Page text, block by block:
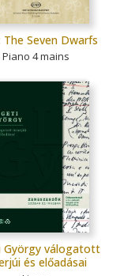
The Seven Dwarfs
Piano 4 mains
György válogatott
és előadásai